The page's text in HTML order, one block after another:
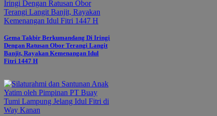
Gema Takbir Berkumandang Di Iringi
Dengan Ratusan Obor Terangi Langit
Banjit, Rayakan Kemenangan Idul
Fitri 1447 H